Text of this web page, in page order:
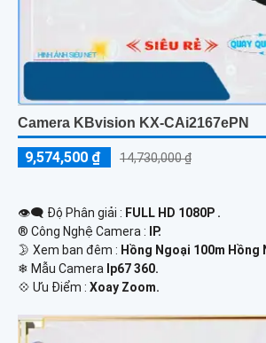
Camera KBvision KX-CAi2167ePN
9,574,500 ₫ 14,730,000 ₫
👁️‍🗨 Độ Phân giải : FULL HD 1080P .
®️ Công Nghệ Camera :
IP.
🌛 Xem ban đêm : Hồng Ngoại 100m Hồng
❄ Mẫu Camera Ip67 360.
️💠 Ưu Điểm : Xoay Zoom.